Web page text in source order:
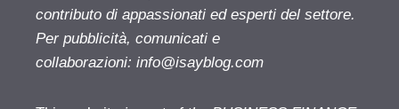
contributo di appassionati ed esperti del settore.
Per pubblicità, comunicati e
collaborazioni: info@isayblog.com